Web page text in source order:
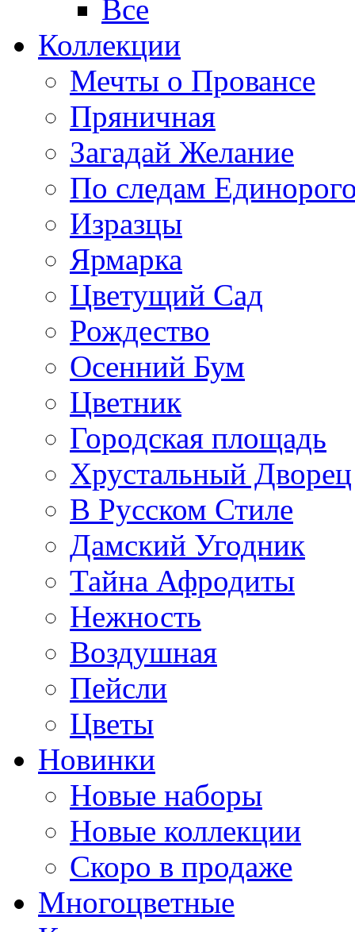
Все
Коллекции
Мечты о Провансе
Пряничная
Загадай Желание
По следам
Изразцы
Ярмарка
Цветущий Сад
Рождество
Осенний Бум
Цветник
Городская площадь
Хрустальный Дворец
В Русском Стиле
Дамский Угодник
Тайна Афродиты
Нежность
Воздушная
Пейсли
Цветы
Новинки
Новые наборы
Новые коллекции
Скоро в продаже
Многоцветные